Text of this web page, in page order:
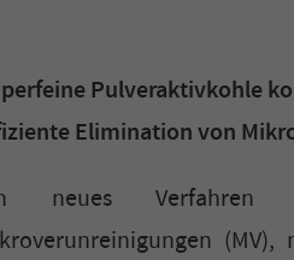
Pulveraktivkohle
Elimination von
neues Verfahren